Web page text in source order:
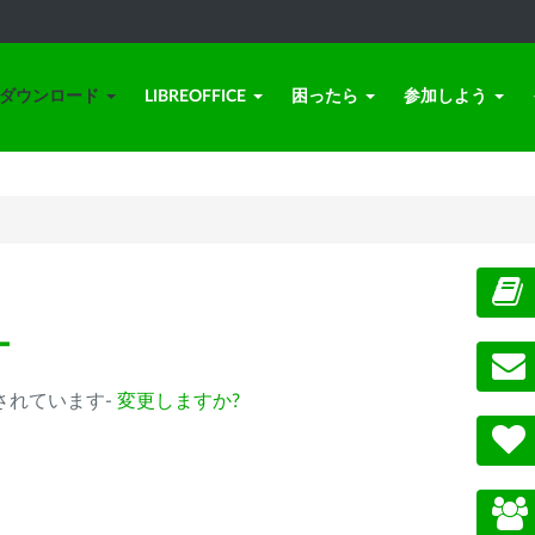
ダウンロード LIBREOFFICE 困ったら 参加しよう
れています- 変更しますか?